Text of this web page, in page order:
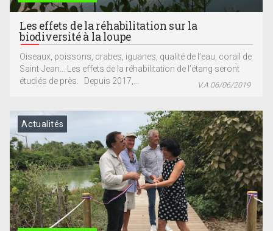
Les effets de la réhabilitation sur la
biodiversité à la loupe
Oiseaux, poissons, crabes, iguanes, qualité de l’eau, corail de
Saint-Jean… Les effets de la réhabilitation de l’étang seront
étudiés de près. Depuis 2017,...
V.A 06/06/2019
Actualités